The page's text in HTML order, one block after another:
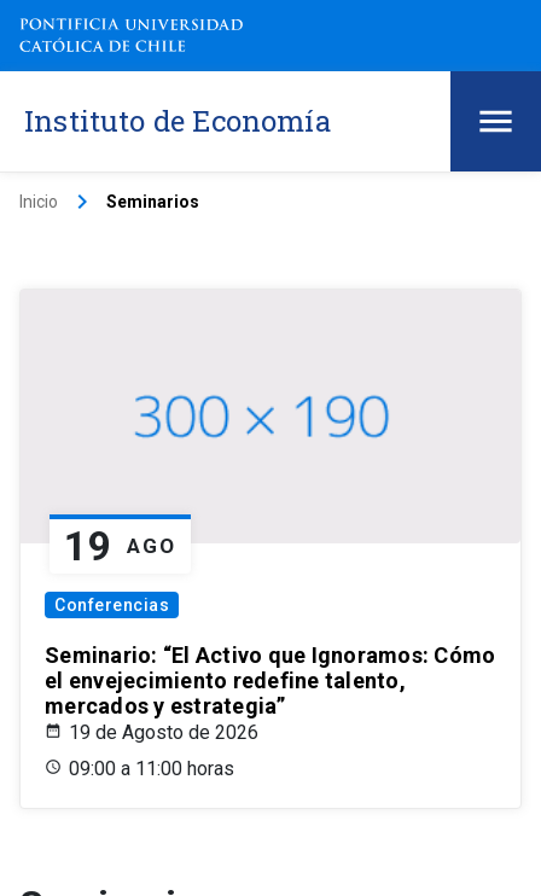
Instituto de Economía
Inicio keyboard_arrow_right Seminarios
19 AGO
Conferencias
Seminario: “El Activo que Ignoramos: Cómo
el envejecimiento redefine talento,
mercados y estrategia”
19 de Agosto de 2026
09:00 a 11:00 horas